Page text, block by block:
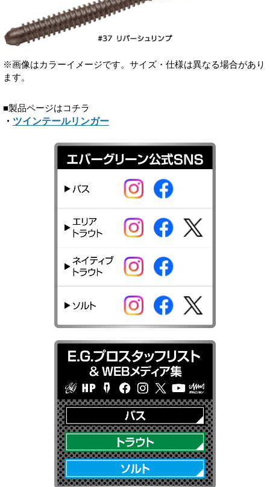
※画像はカラーイメージです。サイズ・仕様は異なる場合があり
ます。
■製品ページはコチラ
・ ツインテールリンガー